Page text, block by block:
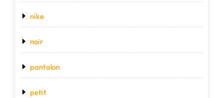
nike
noir
pantalon
petit